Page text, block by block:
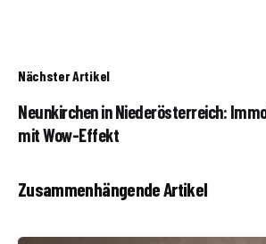
Nächster Artikel
Neunkirchen in Niederösterreich:
mit Wow-Effekt
Zusammenhängende Artikel